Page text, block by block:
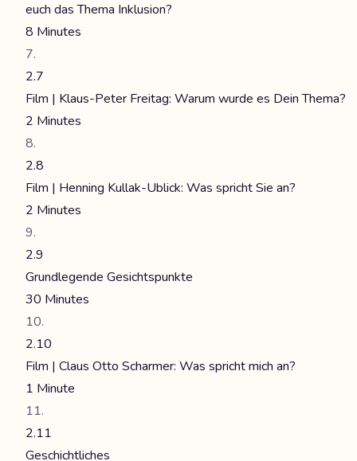
euch das Thema Inklusion?
8 Minutes
2.7
Film | Klaus-Peter Freitag: Warum wurde es Dein Thema?
2 Minutes
2.8
Film | Henning Kullak-Ublick: Was spricht Sie an?
2 Minutes
2.9
Grundlegende Gesichtspunkte
30 Minutes
2.10
Film | Claus Otto Scharmer: Was spricht mich an?
1 Minute
2.11
Geschichtliches